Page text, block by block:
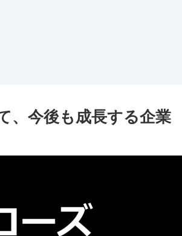
、今後も成長する企業